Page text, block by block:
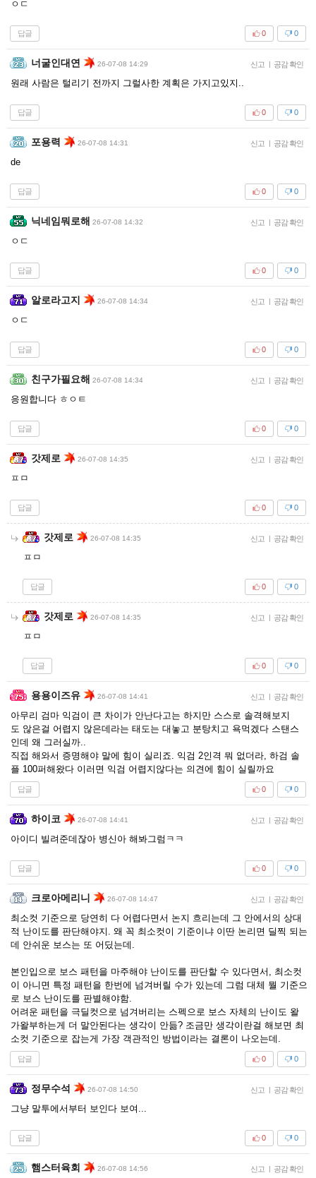
ㅇㄷ
답글 0
0
너굴인대연 26-07-08 14:29 신고 | 공감 확인
원래 사람은 털리기 전까지 그럴사한 계획은 가지고있지..
답글 0
0
포용력 26-07-08 14:31 신고 | 공감 확인
de
답글 0
0
닉네임뭐로해 26-07-08 14:32 신고 | 공감 확인
ㅇㄷ
답글 0
0
알로라고지 26-07-08 14:34 신고 | 공감 확인
ㅇㄷ
답글 0
0
친구가필요해 26-07-08 14:34 신고 | 공감 확인
응원합니다 ㅎㅇㅌ
답글 0
0
갓제로 26-07-08 14:35 신고 | 공감 확인
ㅍㅁ
답글 0
0
갓제로 26-07-08 14:35 신고 | 공감 확인
ㅍㅁ
답글 0
0
갓제로 26-07-08 14:35 신고 | 공감 확인
ㅍㅁ
답글 0
0
용용이즈유 26-07-08 14:41 신고 | 공감 확인
아무리 검마 익검이 큰 차이가 안난다고는 하지만 스스로 솔격해보지
도 않은걸 어렵지 않은데라는 태도는 대놓고 분탕치고 욕먹겠다 스탠스
인데 왜 그러실까..
직접 해와서 증명해야 말에 힘이 실리죠. 익검 2인격 뭐 없더라, 하검 솔
플 100퍼해왔다 이러면 익검 어렵지않다는 의견에 힘이 실릴까요
답글 0
0
하이코 26-07-08 14:41 신고 | 공감 확인
아이디 빌려준데잖아 병신아 해봐그럼ㅋㅋ
답글 0
0
크로아메리니 26-07-08 14:47 신고 | 공감 확인
최소컷 기준으로 당연히 다 어렵다면서 논지 흐리는데 그 안에서의 상대
적 난이도를 판단해야지. 왜 꼭 최소컷이 기준이냐 이딴 논리면 딜찍 되는
데 안쉬운 보스는 또 어딨는데.
본인입으로 보스 패턴을 마주해야 난이도를 판단할 수 있다면서, 최소컷
이 아니면 특정 패턴을 한번에 넘겨버릴 수가 있는데 그럼 대체 뭘 기준으
로 보스 난이도를 판별해야함.
어려운 패턴을 극딜컷으로 넘겨버리는 스펙으로 보스 자체의 난이도 왈
가왈부하는게 더 말안된다는 생각이 안듦? 조금만 생각이란걸 해보면 최
소컷 기준으로 잡는게 가장 객관적인 방법이라는 결론이 나오는데.
답글 0
0
정무수석 26-07-08 14:50 신고 | 공감 확인
그냥 말투에서부터 보인다 보여...
답글 0
0
햄스터육회 26-07-08 14:56 신고 | 공감 확인